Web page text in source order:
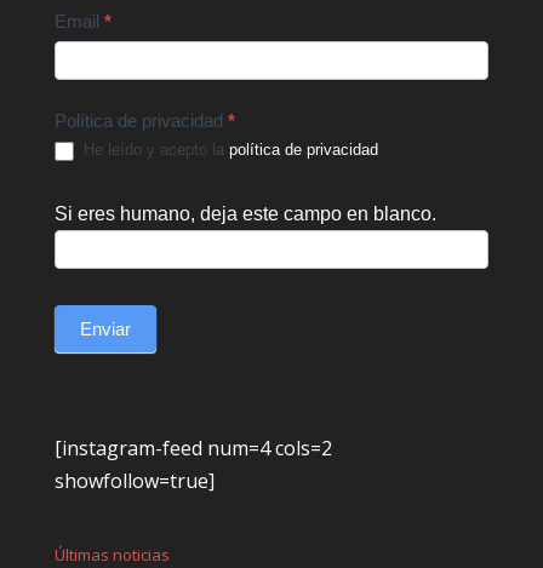
Email *
Política de privacidad *
He leído y acepto la política de privacidad.
Si eres humano, deja este campo en blanco.
Enviar
[instagram-feed num=4 cols=2
showfollow=true]
Últimas noticias